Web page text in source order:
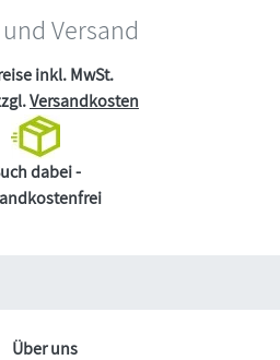
Versand
inkl. MwSt.
Versandkosten
dabei -
Über uns